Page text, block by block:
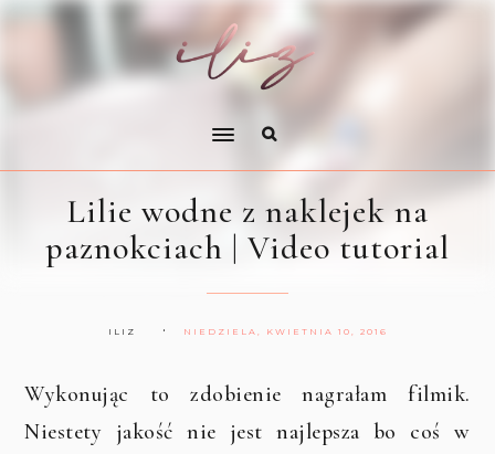
Lilie wodne z naklejek na
paznokciach | Video tutorial
ILIZ NIEDZIELA, KWIETNIA 10, 2016
Wykonując to zdobienie nagrałam filmik.
Niestety jakość nie jest najlepsza bo coś w